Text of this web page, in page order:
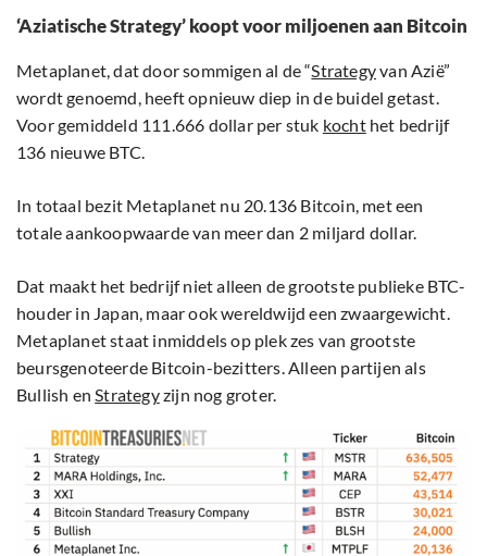
‘Aziatische Strategy’ koopt voor miljoenen aan Bitcoin
Metaplanet, dat door sommigen al de “Strategyvan Azië”
wordt genoemd, heeft opnieuw diep in de buidel getast.
Voor gemiddeld 111.666 dollar per stuk kochthet bedrijf
136 nieuwe BTC.
In totaal bezit Metaplanet nu 20.136 Bitcoin, met een
totale aankoopwaarde van meer dan 2 miljard dollar.
Dat maakt het bedrijf niet alleen de grootste publieke BTC-
houder in Japan, maar ook wereldwijd een zwaargewicht.
Metaplanet staat inmiddels op plek zes van grootste
beursgenoteerde Bitcoin-bezitters. Alleen partijen als
Bullish enStrategyzijn nog groter.